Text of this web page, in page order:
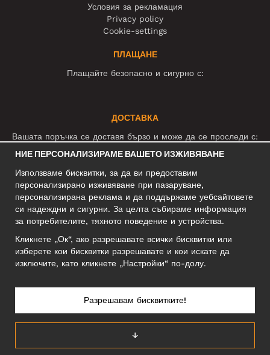
Условия за рекламация
Privacy policy
Cookie-settings
ПЛАЩАНЕ
Плащайте безопасно и сигурно с:
ДОСТАВКА
Вашата поръчка се доставя бързо и може да се проследи с:
СОЦИАЛНИ МРЕЖИ
БИЗНЕС АДРЕС
Motley Denim Europe OÜ
Narva mnt 5, EE-10117 Tallinn
Reg: 12356245
Внимание! Не връщайте продукти на този адрес!
БЪЛГАРИЯ/БЪЛГАРСКИ
НИЕ ПЕРСОНАЛИЗИРАМЕ ВАШЕТО ИЗЖИВЯВАНЕ
Използваме бисквитки, за да ви предоставим
персонализирано изживяване при пазаруване,
персонализирана реклама и да поддържаме уебсайтовете
си надеждни и сигурни. За целта събираме информация
за потребителите, тяхното поведение и устройства.
Кликнете „Ок“, ако разрешавате всички бисквитки или
изберете кои бисквитки разрешавате и кои искате да
изключите, като кликнете „Настройки“ по-долу.
↓
Разрешавам бисквитките!